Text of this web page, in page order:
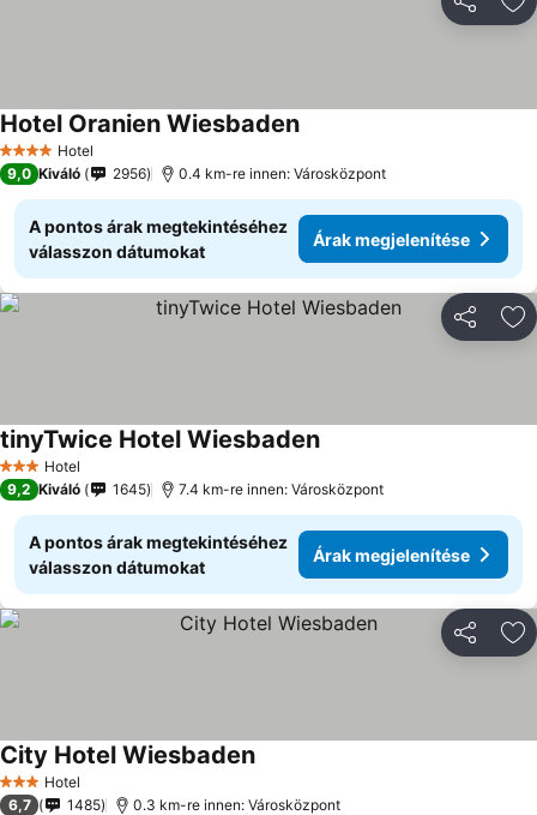
4 KategóriaHotel
Hotel Oranien Wiesbaden
9,0 Kiváló 2956 0.4 km-re innen: Városközpont
A pontos árak megtekintéséhez
válasszon dátumokat
Árak megjelenítése
3 Kategória
Hotel
tinyTwice Hotel Wiesbaden
9,2 Kiváló 1645 7.4 km-re innen: Városközpont
A pontos árak megtekintéséhez
válasszon dátumokat
Árak megjelenítése
3 Kategória
Hotel
City Hotel Wiesbaden
6,7 1485 0.3 km-re innen: Városközpont